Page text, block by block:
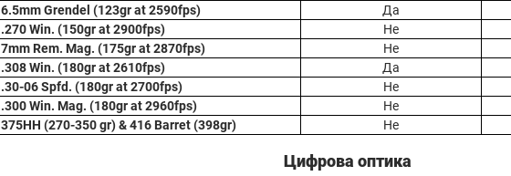
6.5mm Grendel (123gr at 2590fps)
Да
.270 Win. (150gr at 2900fps)
Не
7mm Rem. Mag. (175gr at 2870fps)
Не
.308 Win. (180gr at 2610fps)
Да
.30-06 Spfd. (180gr at 2700fps)
Не
.300 Win. Mag. (180gr at 2960fps)
Не
375HH (270-350 gr) & 416 Barret (398gr)
Не
Цифрова оптика